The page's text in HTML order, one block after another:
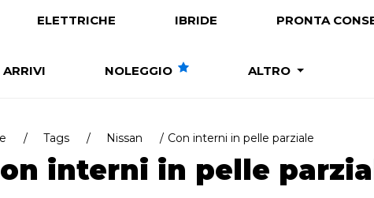
ELETTRICHE IBRIDE PRONTA
NOLEGGIO ALTRO
Tags Nissan Con interni in pelle parziale
interni in pelle